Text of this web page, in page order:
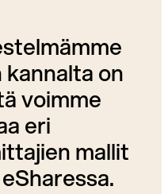
on
voimme
eri
mallit